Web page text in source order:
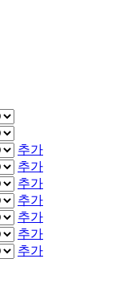
추가
추가
추가
추가
추가
추가
추가